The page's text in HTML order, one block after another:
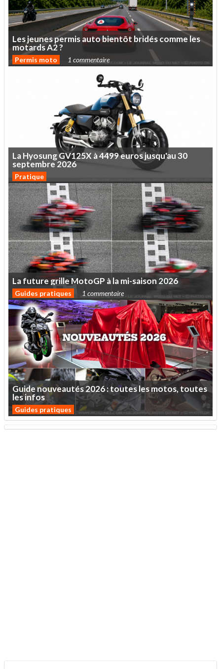
Lesjeunespermisautobientôt bridéscommeles
motardsA2?
Permis moto 1 commentaire
LaHyosungGV125X à4499eurosjusqu'au30
septembre2026
Pratique
Lafuturegrille MotoGP àlami-saison 2026
Guides pratiques 1 commentaire
Guidenouveautés2026:touteslesmotos,toutes
lesinfos
Guides pratiques